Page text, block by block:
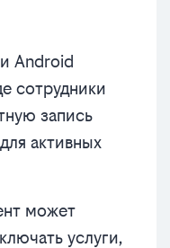
Android
сотрудники
запись
активных
может
услуги,